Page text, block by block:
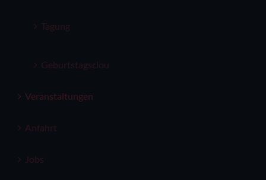
Tagung
Geburtstagsclou
Veranstaltungen
Anfahrt
Jobs